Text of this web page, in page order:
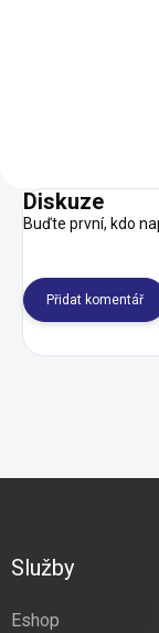
Diskuze
Buďte první, kdo
Přidat komentář
Služby
Eshop